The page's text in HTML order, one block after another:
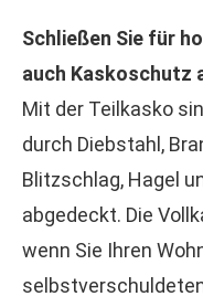
Schließen Sie für
auch Kaskoschutz
Mit der Teilkasko
durch Diebstahl,
Blitzschlag, Hagel
abgedeckt. Die
wenn Sie Ihren